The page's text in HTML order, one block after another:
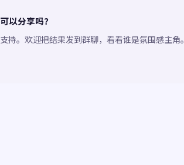
可以分享吗？
支持。欢迎把结果发到群聊，看看谁是氛围感主角。